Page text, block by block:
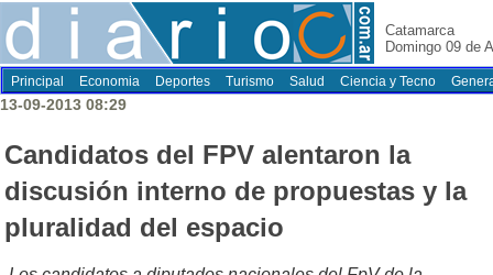
Catamarca
Domingo 09 de
Principal Economia Deportes Turismo Salud Ciencia y Tecno
13-09-2013 08:29
Candidatos del FPV alentaron la
discusión interno de propuestas y la
pluralidad del espacio